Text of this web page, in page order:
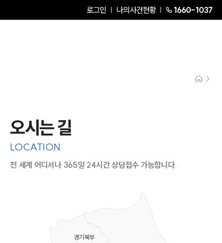
로그인 나의사건현황 1660-1037
오시는 길
LOCATION
전 세계 어디서나 365일 24시간 상담접수 가능합니다.
경기북부